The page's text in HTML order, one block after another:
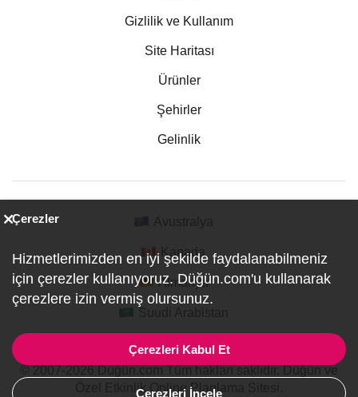
Gizlilik ve Kullanım
Site Haritası
Ürünler
Şehirler
Gelinlik
Kanada
Almanya
Özel Etkinlik Online Planlama Sitesi.
Çerezler
Hizmetlerimizden en iyi şekilde faydalanabilmeniz
için çerezler kullanıyoruz. Düğün.com'u kullanarak
çerezlere izin vermiş olursunuz.
Çerezleri Kabul Et
Çerezleri İncele